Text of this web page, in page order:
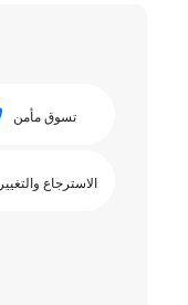
تسوق مأمن
الاسترجاع والتغيير